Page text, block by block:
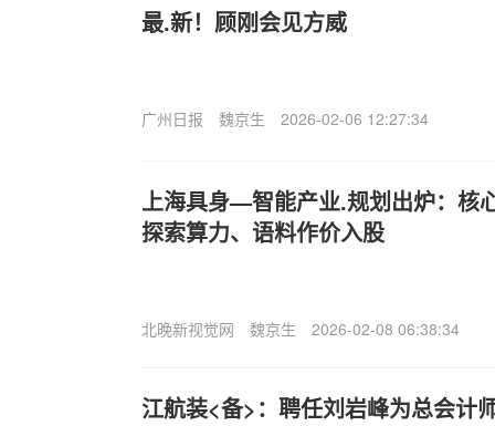
最.新！顾刚会见方威
广州日报 魏京生 2026-02-06 12:27:34
上海具身—智能产业.规划出炉：核
探索算力、语料作价入股
北晚新视觉网 魏京生 2026-02-08 06:38:34
江航装<备>：聘任刘岩峰为总会计